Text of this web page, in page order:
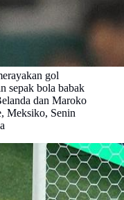
gol
sepak bola babak
dan Maroko
Meksiko, Senin